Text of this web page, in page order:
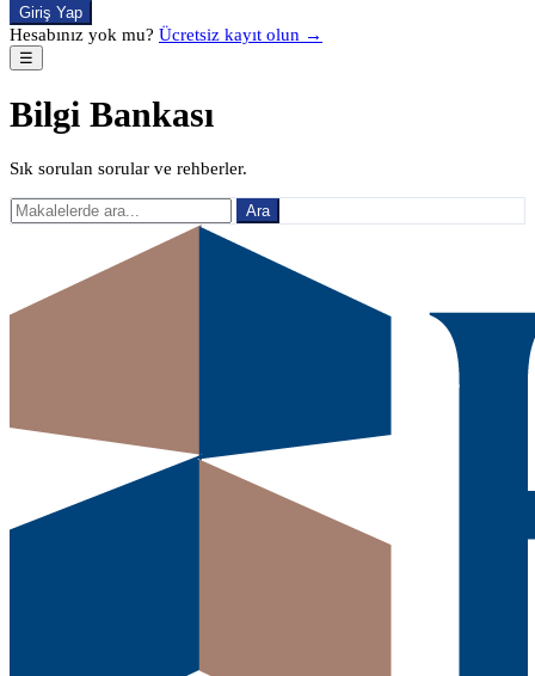
Giriş Yap
Hesabınız yok mu? Ücretsiz kayıt olun →
☰
Bilgi Bankası
Sık sorulan sorular ve rehberler.
Ara